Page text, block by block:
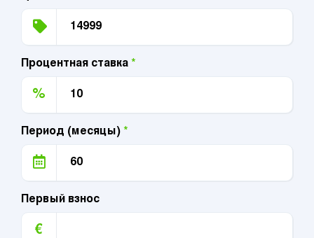
Процентная ставка *
%
Период (месяцы) *
Первый взнос
€